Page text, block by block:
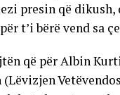
presin që
t’i bërë vend sa
që për Albin